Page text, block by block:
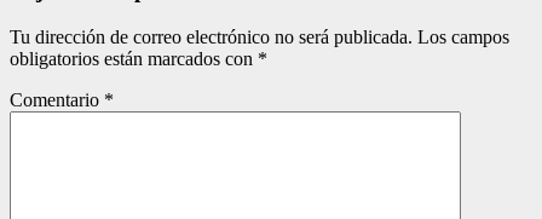
Tu dirección de correo electrónico no será publicada. Los campos
obligatorios están marcados con *
Comentario *